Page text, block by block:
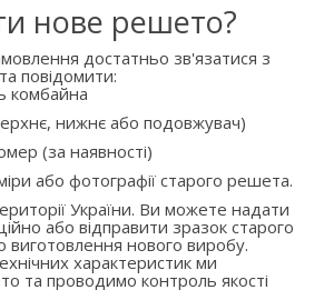
нове решето?
достатньо зв'язатися з
повідомити:
комбайна
нижнє або подовжувач)
(за наявності)
або фотографії старого решета.
України. Ви можете надати
або відправити зразок старого
нового виробу.
характеристик ми
та проводимо контроль якості